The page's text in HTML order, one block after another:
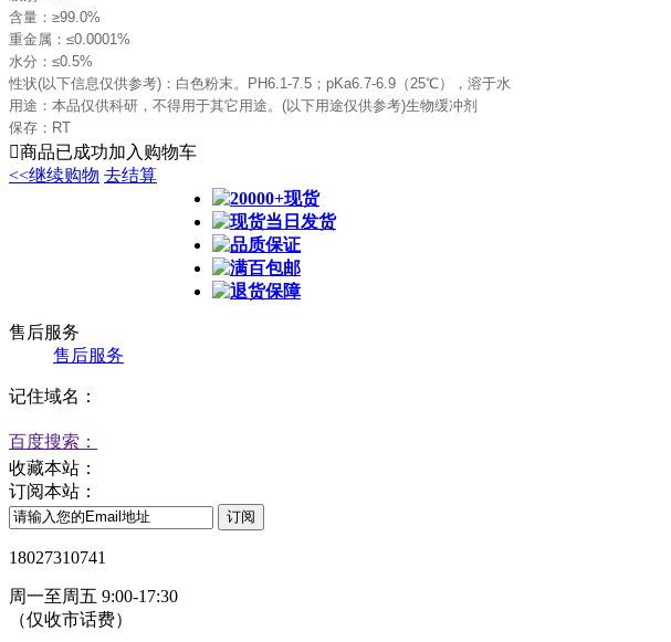
含量： ≥99.0%
重金属： ≤0.0001%
水分： ≤0.5%
性状(以下信息仅供参考) ：白色粉末。 PH6.1-7.5 ； pKa6.7-6.9 （25℃），溶于水
用途：本品仅供科研，不得用于其它用途。 (以下用途仅供参考)生物缓冲剂
保存： RT
商品已成功加入购物车
<<继续购物 去结算
20000+现货
现货当日发货
品质保证
满百包邮
退货保障
售后服务
售后服务
记住域名：
百度搜索：
收藏本站：
订阅本站：
18027310741
周一至周五 9:00-17:30
（仅收市话费）